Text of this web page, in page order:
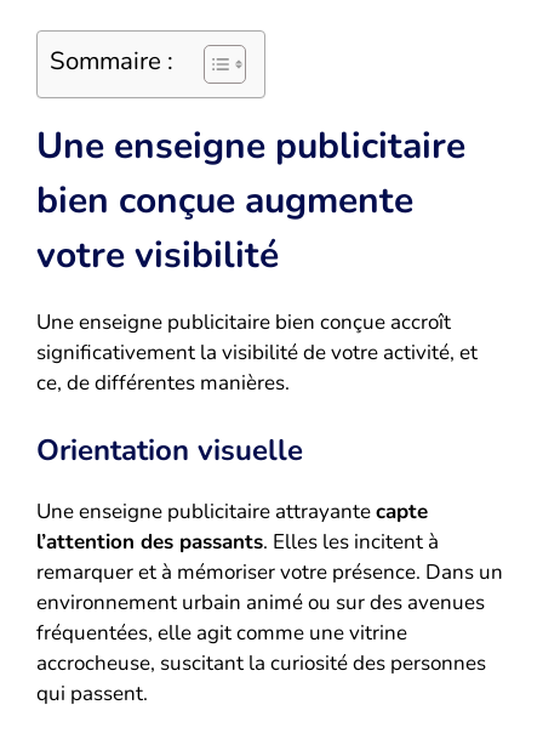
Sommaire :
Une enseigne publicitaire
bien conçue augmente
votre visibilité
Une enseigne publicitaire bien conçue accroît
significativement la visibilité de votre activité, et
ce, de différentes manières.
Orientation visuelle
Une enseigne publicitaire attrayantecapte
l’attention des passants. Elles les incitent à
remarquer et à mémoriser votre présence. Dans un
environnement urbain animé ou sur des avenues
fréquentées, elle agit comme une vitrine
accrocheuse, suscitant la curiosité des personnes
qui passent.